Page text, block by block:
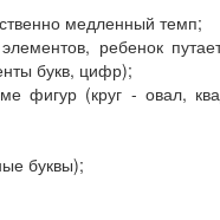
медленный темп;
ребенок
букв, цифр);
фигур (круг - овал,
буквы);